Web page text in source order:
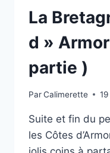
La
d »
partie )
ParCalimerette
Suite et fin du
les Côtes